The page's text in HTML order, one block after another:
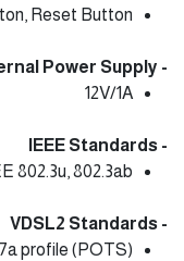
Reset Button
- External Power Supply
12V/1A
- IEEE Standards
802.3u, 802.3ab
- VDSL2 Standards
profile (POTS)